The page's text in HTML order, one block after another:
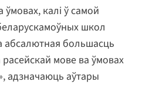
ўмовах, калі ў самой
школ
абсалютная большасць
мове ва ўмовах
адзначаюць аўтары